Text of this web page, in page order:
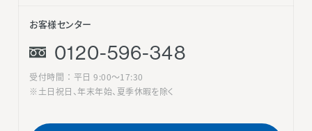
お客様センター
0120-596-348
受付時間 ： 平日 9:00〜17:30
※土日祝日、年末年始、夏季休暇を除く